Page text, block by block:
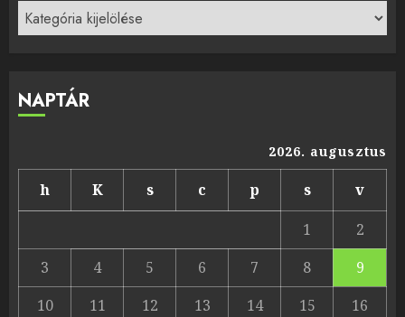
Kategóriák
NAPTÁR
2026. augusztus
h K s c p s
v
1
2
3
4 5 6 7 8
9
10
11 12 13 14 15 16